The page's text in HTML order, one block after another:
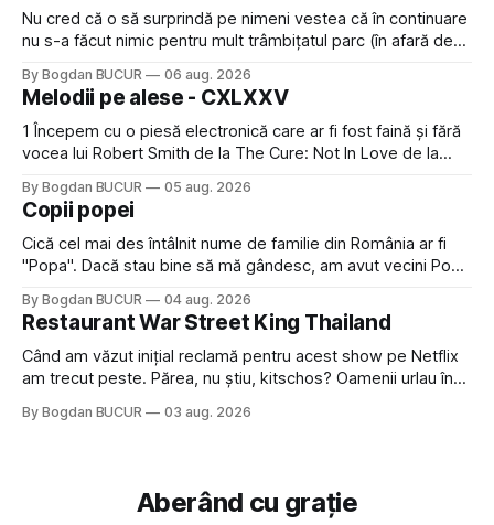
Nu cred că o să surprindă pe nimeni vestea că în continuare
nu s-a făcut nimic pentru mult trâmbițatul parc (în afară de
timp pui și latră prin gard la lumea care trece prin zonă). Am
avut, în schimb, o belea
By Bogdan BUCUR 06 aug. 2026
Melodii pe alese - CXLXXV
1 Începem cu o piesă electronică care ar fi fost faină și fără
vocea lui Robert Smith de la The Cure: Not In Love de la
a dovedit că jumătatea masculină a acelui duo era cam
dubioasă...) 2. Băgăm la
By Bogdan BUCUR 05 aug. 2026
Copii popei
Cică cel mai des întâlnit nume de familie din România ar fi
"Popa". Dacă stau bine să mă gândesc, am avut vecini Popa
Dexonline spune de etimologia termenului de popă că ar
veni din slava veche, popŭ,
By Bogdan BUCUR 04 aug. 2026
Restaurant War Street King Thailand
Când am văzut inițial reclamă pentru acest show pe Netflix
am trecut peste. Părea, nu știu, kitschos? Oamenii urlau în
fine dining din alte show-uri... așa că am zis pas. Apoi ceva,
By Bogdan BUCUR 03 aug. 2026
Aberând cu grație